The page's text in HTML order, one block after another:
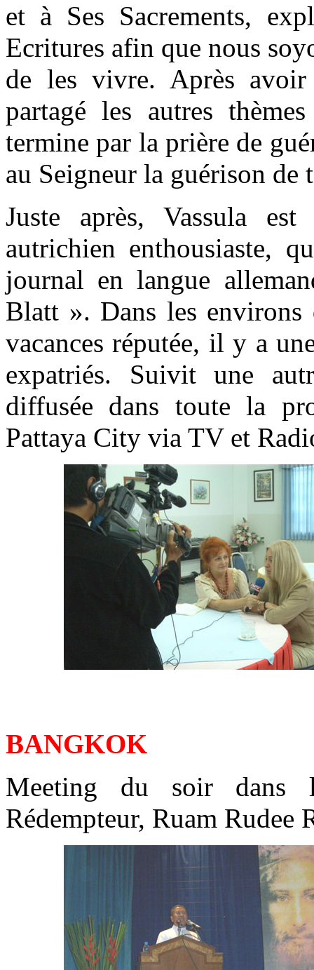
et à Ses Sacrements,
Ecritures afin que nous
de les vivre. Après avoir
partagé les autres
termine par la prière de
au Seigneur la guérison de
Juste après, Vassula
autrichien enthousiaste,
journal en langue
Blatt ». Dans les
vacances réputée, il y a
expatriés. Suivit une
diffusée dans toute la
Pattaya City via TV et
BANGKOK
Meeting du soir dans
Rédempteur, Ruam Rudee